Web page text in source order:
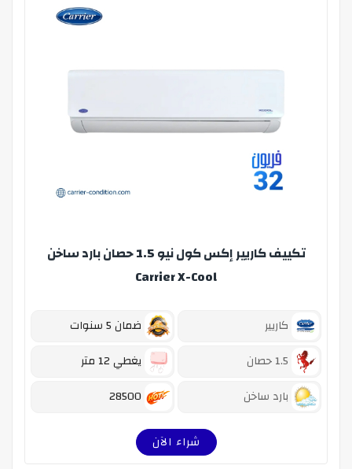
تكييف كاريير إكس كول نيو 1.5 حصان بارد ساخن
Carrier X-Cool
كاريير
ضمان 5 سنوات
يغطي 12 متر
بارد ساخن
شراء الآن